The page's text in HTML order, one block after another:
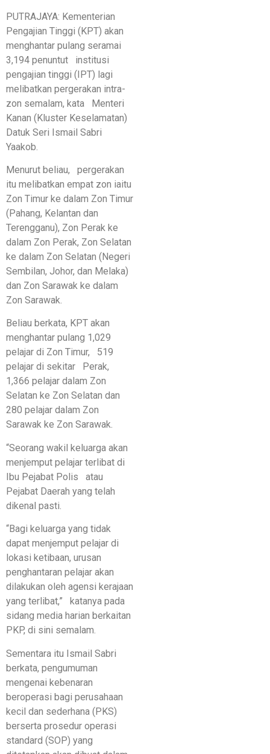
PUTRAJAYA: Kementerian
Pengajian Tinggi (KPT) akan
menghantar pulang seramai
3,194 penuntut institusi
pengajian tinggi (IPT) lagi
melibatkan pergerakan intra-
zon semalam, kata Menteri
Kanan (Kluster Keselamatan)
Datuk Seri Ismail Sabri
Yaakob.
Menurut beliau, pergerakan
itu melibatkan empat zon iaitu
Zon Timur ke dalam Zon Timur
(Pahang, Kelantan dan
Terengganu), Zon Perak ke
dalam Zon Perak, Zon Selatan
ke dalam Zon Selatan (Negeri
Sembilan, Johor, dan Melaka)
dan Zon Sarawak ke dalam
Zon Sarawak.
Beliau berkata, KPT akan
menghantar pulang 1,029
pelajar di Zon Timur, 519
pelajar di sekitar Perak,
1,366 pelajar dalam Zon
Selatan ke Zon Selatan dan
280 pelajar dalam Zon
Sarawak ke Zon Sarawak.
“Seorang wakil keluarga akan
menjemput pelajar terlibat di
Ibu Pejabat Polis atau
Pejabat Daerah yang telah
dikenal pasti.
“Bagi keluarga yang tidak
dapat menjemput pelajar di
lokasi ketibaan, urusan
penghantaran pelajar akan
dilakukan oleh agensi kerajaan
yang terlibat,” katanya pada
sidang media harian berkaitan
PKP, di sini semalam.
Sementara itu Ismail Sabri
berkata, pengumuman
mengenai kebenaran
beroperasi bagi perusahaan
kecil dan sederhana (PKS)
berserta prosedur operasi
standard (SOP) yang